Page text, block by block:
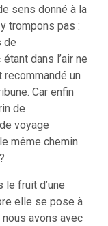
sens donné à la
trompons pas :
de
dans l’air ne
recommandé un
Car enfin
de
voyage
même chemin
le fruit d’une
elle se pose à
avons avec